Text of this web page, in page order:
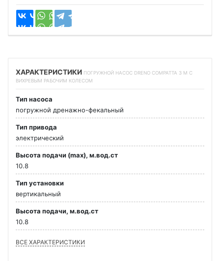
ХАРАКТЕРИСТИКИ ПОГРУЖНОЙ НАСОС DRENO COMPATTA 3 M С
ВИХРЕВЫМ РАБОЧИМ КОЛЕСОМ
Тип насоса
погружной дренажно-фекальный
Тип привода
электрический
Высота подачи (max), м.вод.ст
10.8
Тип установки
вертикальный
Высота подачи, м.вод.ст
10.8
ВСЕ ХАРАКТЕРИСТИКИ